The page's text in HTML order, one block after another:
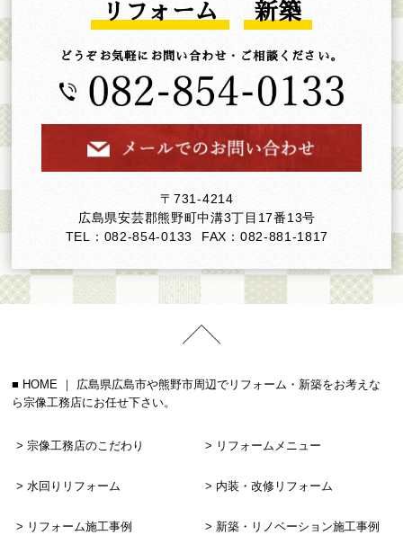
リフォーム 新築
どうぞお気軽にお問い合わせ・ご相談ください。
〒731-4214
広島県安芸郡熊野町中溝3丁目17番13号
TEL：082-854-0133
FAX：082-881-1817
HOME ｜ 広島県広島市や熊野市周辺でリフォーム・新築をお考えな
ら宗像工務店にお任せ下さい。
宗像工務店のこだわり リフォームメニュー
水回りリフォーム 内装・改修リフォーム
リフォーム施工事例 新築・リノベーション施工事例